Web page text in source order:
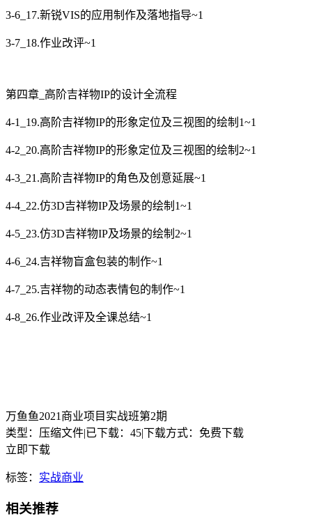
3-6_17.新锐VIS的应用制作及落地指导~1
3-7_18.作业改评~1
第四章_高阶吉祥物IP的设计全流程
4-1_19.高阶吉祥物IP的形象定位及三视图的绘制1~1
4-2_20.高阶吉祥物IP的形象定位及三视图的绘制2~1
4-3_21.高阶吉祥物IP的角色及创意延展~1
4-4_22.仿3D吉祥物IP及场景的绘制1~1
4-5_23.仿3D吉祥物IP及场景的绘制2~1
4-6_24.吉祥物盲盒包装的制作~1
4-7_25.吉祥物的动态表情包的制作~1
4-8_26.作业改评及全课总结~1
万鱼鱼2021商业项目实战班第2期
类型：压缩文件|已下载：45|下载方式：免费下载
立即下载
标签： 实战商业
相关推荐